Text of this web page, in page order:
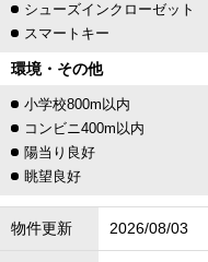
シューズインクローゼット
スマートキー
環境・その他
小学校800m以内
コンビニ400m以内
陽当り良好
眺望良好
物件更新 2026/08/03